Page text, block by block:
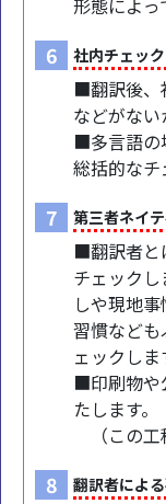
形態によっ
6 社内チェック
■翻訳後、
などがな
■多言語の
総括的なチ
7 第三者ネイ
■翻訳者と
チェック
しや現地事
習慣など
ェックしま
■印刷物や
たします。
（この工
8 翻訳者によ